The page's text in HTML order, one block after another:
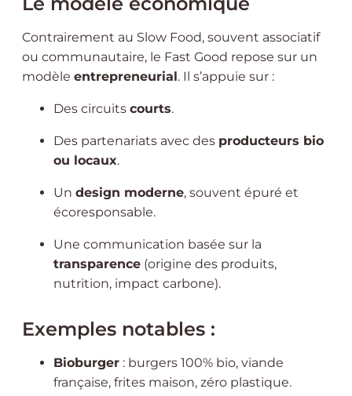
Contrairement au Slow Food, souvent associatif
ou communautaire, le Fast Good repose sur un
modèle entrepreneurial. Il s’appuie sur :
Des circuits courts.
Des partenariats avec des producteurs bio
ou locaux.
Un design moderne, souvent épuré et
écoresponsable.
Une communication basée sur la
transparence (origine des produits,
nutrition, impact carbone).
Exemples notables :
Bioburger : burgers 100% bio, viande
française, frites maison, zéro plastique.